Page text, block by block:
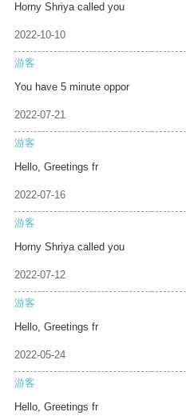
Horny Shriya called you
2022-10-10
游客
You have 5 minute oppor
2022-07-21
游客
Hello, Greetings fr
2022-07-16
游客
Horny Shriya called you
2022-07-12
游客
Hello, Greetings fr
2022-05-24
游客
Hello, Greetings fr